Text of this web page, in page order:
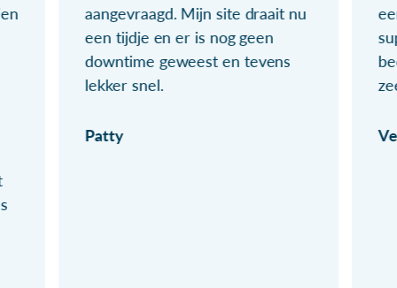
aangevraagd. Mijn site draait nu
een tijdje en er is nog geen
downtime geweest en tevens
lekker snel.
Patty